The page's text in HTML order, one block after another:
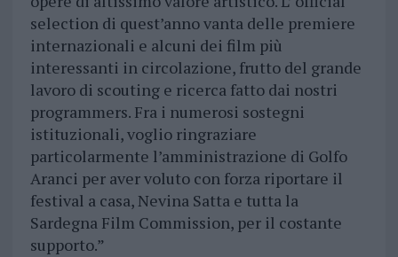
selection di quest’anno vanta delle premiere
internazionali e alcuni dei film più
interessanti in circolazione, frutto del grande
lavoro di scouting e ricerca fatto dai nostri
programmers. Fra i numerosi sostegni
istituzionali, voglio ringraziare
particolarmente l’amministrazione di Golfo
Aranci per aver voluto con forza riportare il
festival a casa, Nevina Satta e tutta la
Sardegna Film Commission, per il costante
supporto.”